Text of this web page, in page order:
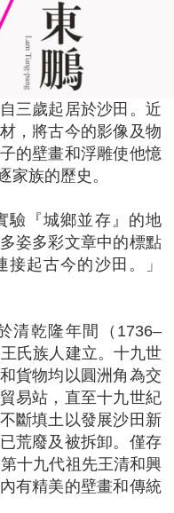
三歲起居於沙田。近
，將古今的影像及物
的壁畫和浮雕使他憶
家族的歷史。
驗『城鄉並存』的地
姿多彩文章中的標點
起古今的沙田。」
清乾隆年間（1736–
氏族人建立。十九世
貨物均以圓洲角為交
易站，直至十九世紀
斷填土以發展沙田新
荒廢及被拆卸。僅存
十九代祖先王清和興
有精美的壁畫和傳統